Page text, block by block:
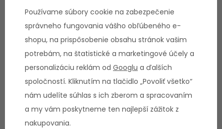
Rozširujúci doplnok k posilňovacím strojom
Kvalitné spracovanie
Vysoká odolnosť
Radlovaná úprava rukovätí
Umožňuje precvičovať svalové partie, ktoré klasický úchop
nezahŕňa
Materiál: oceľ
Vhodné na posilňovanie bicepsov či tricepsov
Používame súbory cookie na zabezpečenie
správneho fungovania vášho obľúbeného e-
shopu, na prispôsobenie obsahu stránok vašim
potrebám, na štatistické a marketingové účely a
personalizáciu reklám od Googlu a ďalších
spoločností. Kliknutím na tlačidlo „Povoliť všetko“
nám udelíte súhlas s ich zberom a spracovaním
a my vám poskytneme ten najlepší zážitok z
nakupovania.